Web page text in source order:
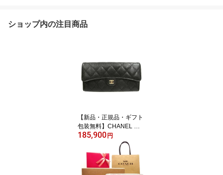
ショップ内の注目商品
【新品・正規品・ギフト
包装無料】CHANEL シ
ャネル 財布 マトラッセ
キャビアスキン AP0241
二つ折り長財布 ブラック
【新作・新品・正規品】
シャネル財布 CHANEL
185,900 円